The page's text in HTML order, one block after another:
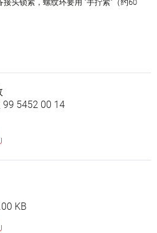
接头锁紧，螺纹环要用 "手拧紧"（约60
99 5452 00 14
KB